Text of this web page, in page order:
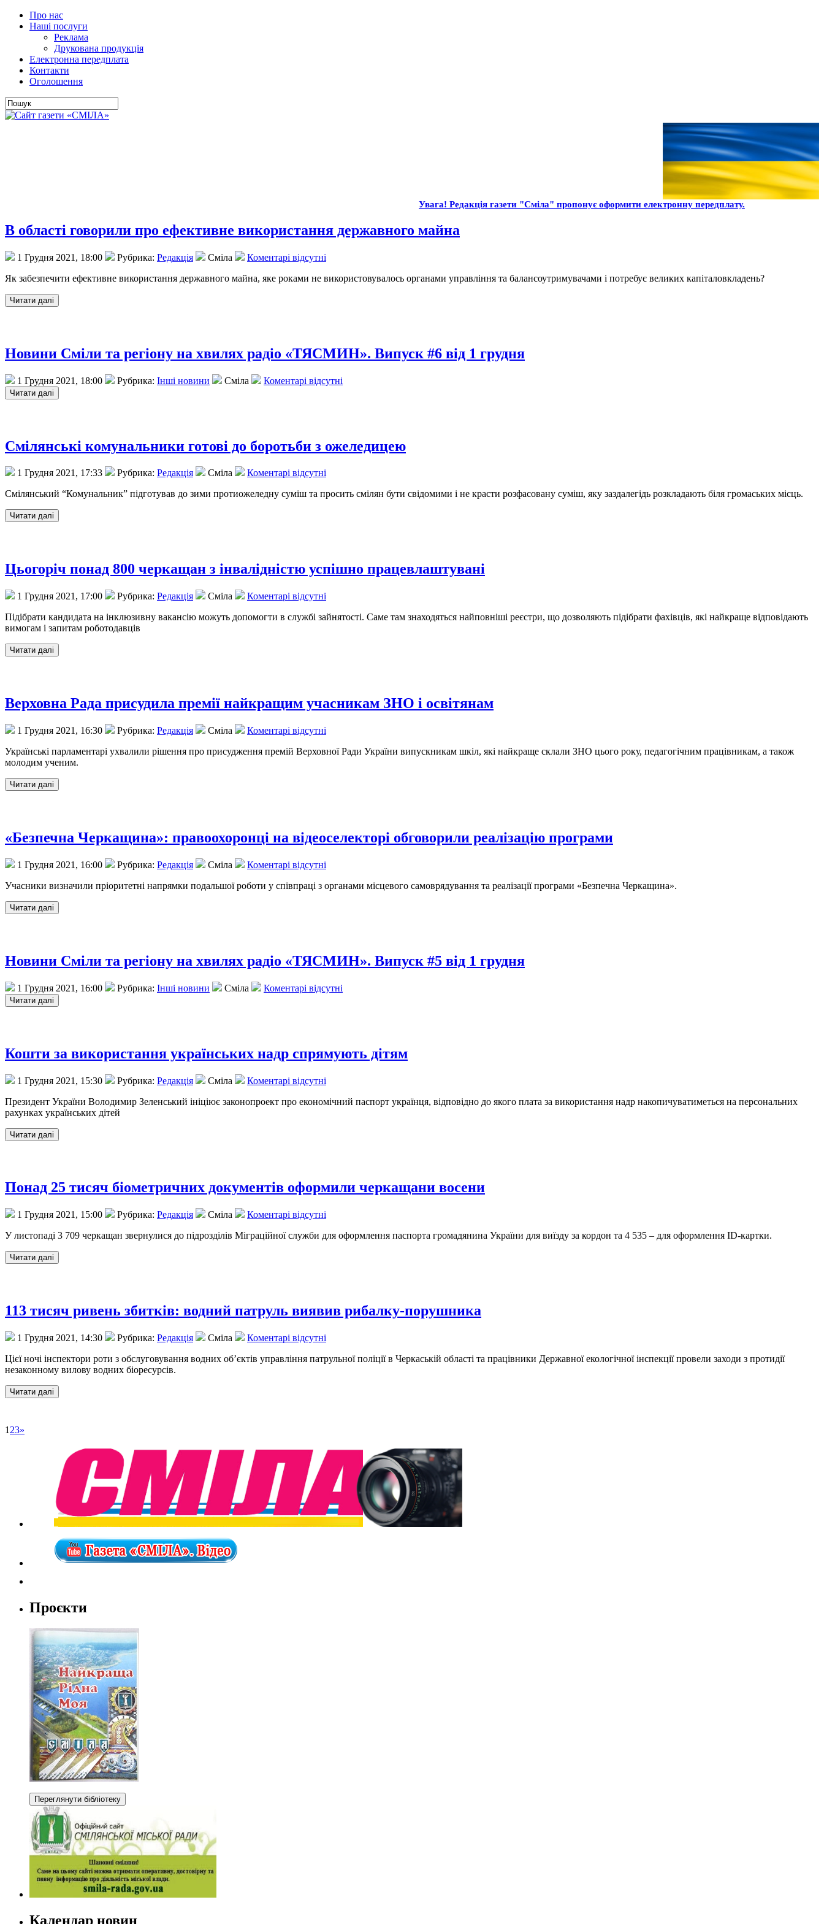
Про нас
Наші послуги
Реклама
Друкована продукція
Електронна передплата
Контакти
Оголошення
Увага! Редакція газети "Сміла" пропонує оформити електронну передплату.
В області говорили про ефективне використання державного майна
1 Грудня 2021, 18:00 Рубрика: Редакція Сміла
Коментарі відсутні
Як забезпечити ефективне використання державного майна, яке роками не використовувалось органами управління та балансоутримувачами і потребує великих капіталовкладень?
Новини Сміли та регіону на хвилях радіо «ТЯСМИН». Випуск #6 від 1 грудня
1 Грудня 2021, 18:00 Рубрика: Інші новини Сміла Коментарі відсутні
Смілянські комунальники готові до боротьби з ожеледицею
1 Грудня 2021, 17:33 Рубрика: Редакція Сміла
Коментарі відсутні
Смілянський “Комунальник” підготував до зими протиожеледну суміш та просить смілян бути свідомими і не красти розфасовану суміш, яку заздалегідь розкладають біля громаських місць.
Цьогоріч понад 800 черкащан з інвалідністю успішно працевлаштувані
1 Грудня 2021, 17:00 Рубрика: Редакція Сміла
Коментарі відсутні
Підібрати кандидата на інклюзивну вакансію можуть допомогти в службі зайнятості. Саме там знаходяться найповніші реєстри, що дозволяють підібрати фахівців, які найкраще відповідають
вимогам і запитам роботодавців
Верховна Рада присудила премії найкращим учасникам ЗНО і освітянам
1 Грудня 2021, 16:30 Рубрика: Редакція Сміла
Коментарі відсутні
Українські парламентарі ухвалили рішення про присудження премій Верховної Ради України випускникам шкіл, які найкраще склали ЗНО цього року, педагогічним працівникам, а також
молодим ученим.
«Безпечна Черкащина»: правоохоронці на відеоселекторі обговорили реалізацію програми
1 Грудня 2021, 16:00 Рубрика: Редакція Сміла
Коментарі відсутні
Учасники визначили пріоритетні напрямки подальшої роботи у співпраці з органами місцевого самоврядування та реалізації програми «Безпечна Черкащина».
Новини Сміли та регіону на хвилях радіо «ТЯСМИН». Випуск #5 від 1 грудня
1 Грудня 2021, 16:00 Рубрика: Інші новини Сміла Коментарі відсутні
Кошти за використання українських надр спрямують дітям
1 Грудня 2021, 15:30 Рубрика: Редакція Сміла
Коментарі відсутні
Президент України Володимир Зеленський ініціює законопроект про економічний паспорт українця, відповідно до якого плата за використання надр накопичуватиметься на персональних
рахунках українських дітей
Понад 25 тисяч біометричних документів оформили черкащани восени
1 Грудня 2021, 15:00 Рубрика: Редакція Сміла
Коментарі відсутні
У листопаді 3 709 черкащан звернулися до підрозділів Міграційної служби для оформлення паспорта громадянина України для виїзду за кордон та 4 535 – для оформлення ID-картки.
113 тисяч ривень збитків: водний патруль виявив рибалку-порушника
1 Грудня 2021, 14:30 Рубрика: Редакція Сміла
Коментарі відсутні
Цієї ночі інспектори роти з обслуговування водних об’єктів управління патрульної поліції в Черкаській області та працівники Державної екологічної інспекції провели заходи з протидії
незаконному вилову водних біоресурсів.
1 23»
Проєкти
Календар новин